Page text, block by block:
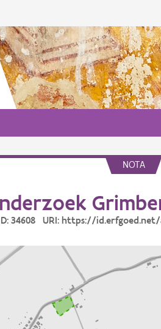
NOTA
34608 URI: https://